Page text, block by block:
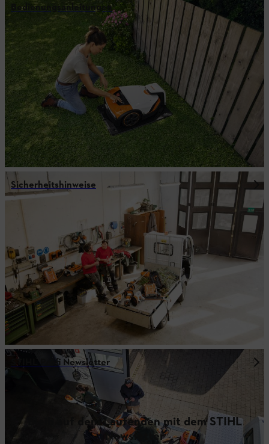
Bedienungsanleitungen
Sicherheitshinweise
STIHL Profi Newsletter
Bleib auf dem Laufenden mit dem STIHL
Newsletter